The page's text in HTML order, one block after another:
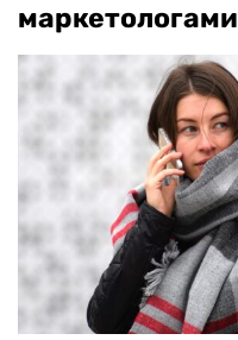
маркетологами